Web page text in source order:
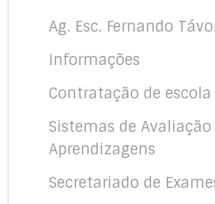
Ag. Esc. Fernando
Informações
Contratação de escola
Sistemas de
Aprendizagens
Secretariado de